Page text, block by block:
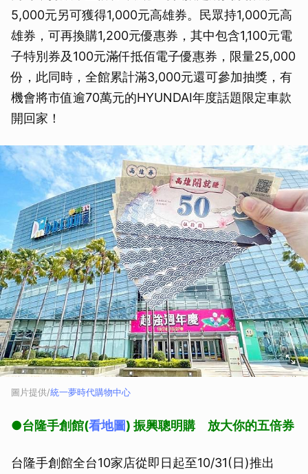
5,000元另可獲得1,000元高雄券。民眾持1,000元高
雄券，可再換購1,200元優惠券，其中包含1,100元電
子特別券及100元滿仟抵佰電子優惠券，限量25,000
份，此同時，全館累計滿3,000元還可參加抽獎，有
機會將市值逾70萬元的HYUNDAI年度話題限定車款
開回家！
圖片提供/統一夢時代購物中心
●台隆手創館(看地圖) 振興聰明購 放大你的五倍券
台隆手創館全台10家店從即日起至10/31(日)推出